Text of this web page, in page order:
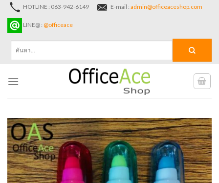
Skip
content
HOTLINE : 063-942-6149 E-mail : admin@officeaceshop.com
LINE@ : @officeace